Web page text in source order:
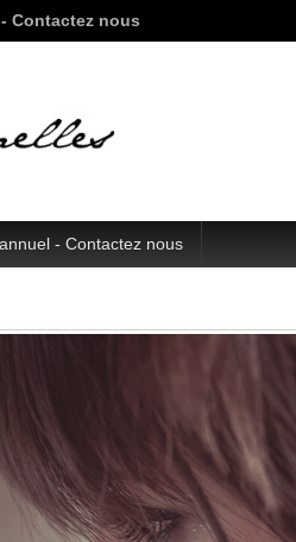
Contactez nous
- Contactez nous